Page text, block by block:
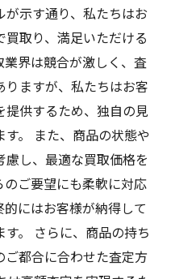
示す通り、私たちはお
取り、満足いただける
界は競合が激しく、査
ますが、私たちはお客
供するため、独自の見
。 また、商品の状態や
し、最適な買取価格を
ご要望にも柔軟に対応
にはお客様が納得して
。 さらに、商品の持ち
都合に合わせた査定方